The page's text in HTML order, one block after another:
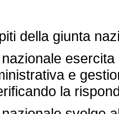
della giunta
esercita
e
la